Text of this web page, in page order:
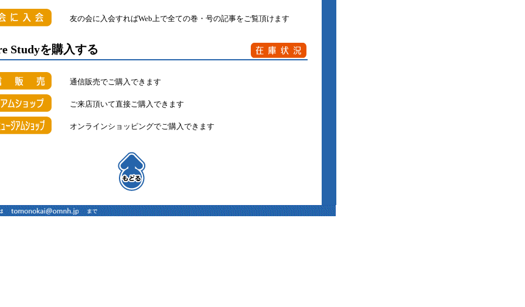
友の会に入会すればWeb上で全ての巻・号の記事をご覧頂けます
Studyを購入する
通信販売でご購入できます
ご来店頂いて直接ご購入できます
オンラインショッピングでご購入できます